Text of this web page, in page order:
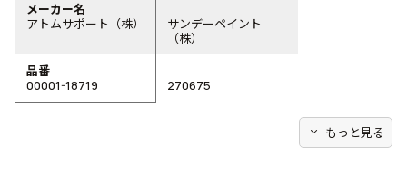
メーカー名
アトムサポート（株）
サンデーペイント
（株）
品番
00001-18719
270675
expand_more もっと見る